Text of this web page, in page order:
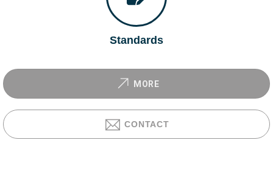
Standards
MORE
CONTACT